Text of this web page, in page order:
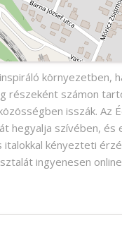
környezetben,
részeként számon
isszák. Az
hegyalja szívében,
italokkal kényezteti
ingyenesen